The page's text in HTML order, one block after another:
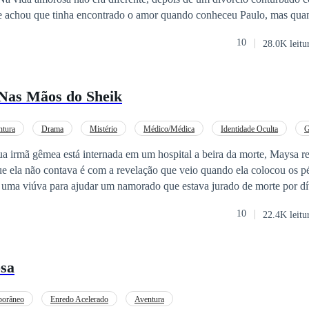
que tinha encontrado o amor quando conheceu Paulo, mas
que oferece ajuda. Ela só não esperava que o vizinho
era uma tentação e mesmo que ele tentasse se segurar, estava
que perdeu a fé como Jack, pode voltar a acreditar no amor?
10 28.0K
Mãos do Sheik
Drama Mistério Médico/Médica Identidade Oculta
irmã gêmea está internada em um hospital a beira da morte, Maysa
ela não contava é com a revelação que veio quando ela colocou os
viúva para ajudar um namorado que estava jurado de morte por
Mahara Sihan, um rico hoteleiro e amigo da viúva, Maysa resolve
Mas o coração foge da razão e Said se apaixona por Maysa,
10 22.4K
Enredo Acelerado Aventura